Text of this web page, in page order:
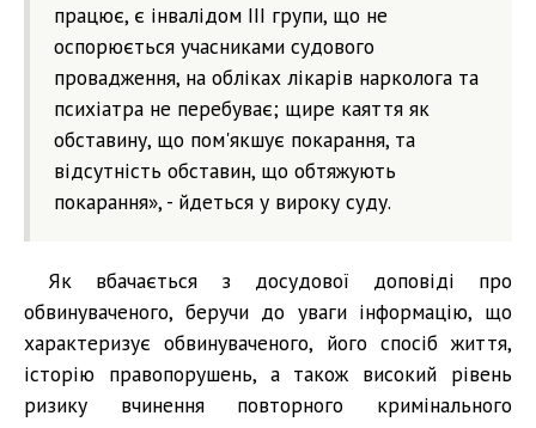
працює, є інвалідом ІІІ групи, що не
оспорюється учасниками судового
провадження, на обліках лікарів нарколога та
психіатра не перебуває; щире каяття як
обставину, що пом'якшує покарання, та
відсутність обставин, що обтяжують
покарання», - йдеться у вироку суду.
Як вбачається з досудової доповіді про
обвинуваченого, беручи до уваги інформацію, що
характеризує обвинуваченого, його спосіб життя,
історію правопорушень, а також високий рівень
ризику вчинення повторного кримінального